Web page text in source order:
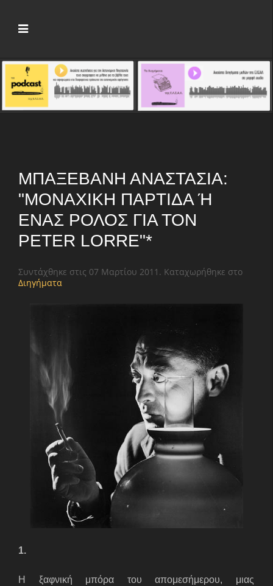
ΜΠΑΞΕΒΆΝΗ ΑΝΑΣΤΑΣΊΑ:
"ΜΟΝΑΧΙΚΉ ΠΑΡΤΊΔΑ Ή Έ
ΝΑΣ ΡΌΛΟΣ ΓΙΑ ΤΟΝ P
ETER LORRE"*
Συντάχθηκε στις 07 Μαρτίου 2011 . Καταχωρήθηκε στο
Διηγήματα
1.
H
ξαφνική μπόρα του απομεσήμερου, μιας